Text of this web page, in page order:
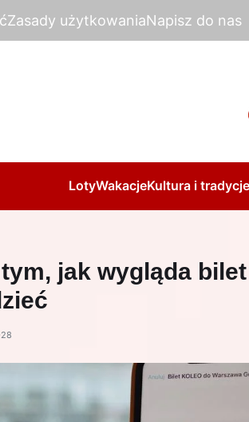
Zasady użytkowaniaNapisz do nas
LotyWakacjeKultura i tradycje
jak wygląda